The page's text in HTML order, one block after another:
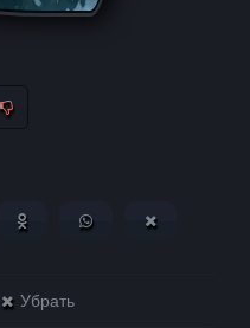
TelegramВКонтакте
Поделиться в
Поделиться в
Убрать